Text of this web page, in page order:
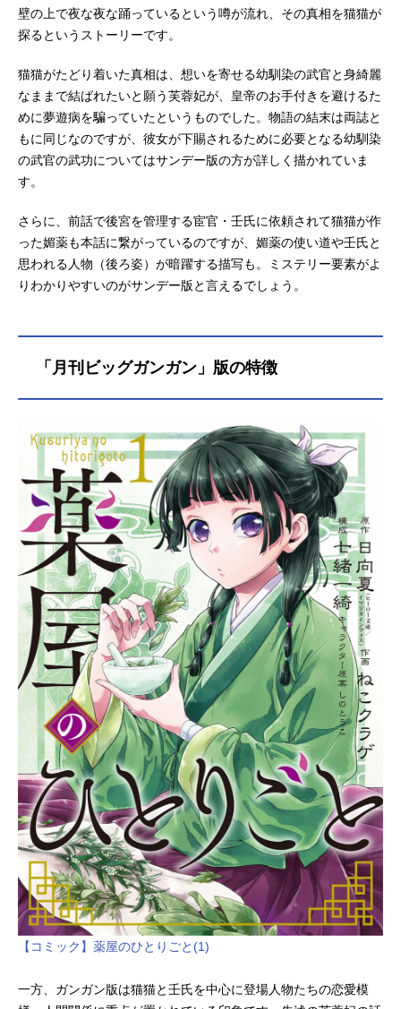
壁の上で夜な夜な踊っているという噂が流れ、その真相を猫猫が
探るというストーリーです。
猫猫がたどり着いた真相は、想いを寄せる幼馴染の武官と身綺麗
なままで結ばれたいと願う芙蓉妃が、皇帝のお手付きを避けるた
めに夢遊病を騙っていたというものでした。物語の結末は両誌と
もに同じなのですが、彼女が下賜されるために必要となる幼馴染
の武官の武功についてはサンデー版の方が詳しく描かれていま
す。
さらに、前話で後宮を管理する宦官・壬氏に依頼されて猫猫が作
った媚薬も本話に繋がっているのですが、媚薬の使い道や壬氏と
思われる人物（後ろ姿）が暗躍する描写も。ミステリー要素がよ
りわかりやすいのがサンデー版と言えるでしょう。
「月刊ビッグガンガン」版の特徴
【コミック】薬屋のひとりごと(1)
一方、ガンガン版は猫猫と壬氏を中心に登場人物たちの恋愛模